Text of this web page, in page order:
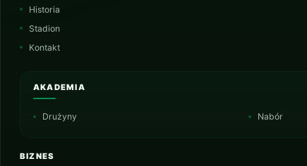
Historia
Stadion
Kontakt
AKADEMIA
Drużyny Nabór
BIZNES